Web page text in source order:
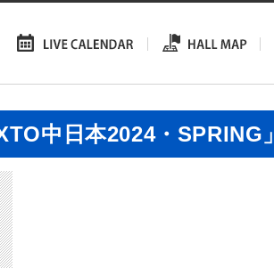
中日本2024・SPRING」